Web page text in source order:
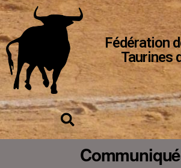
Fédération
Taurines